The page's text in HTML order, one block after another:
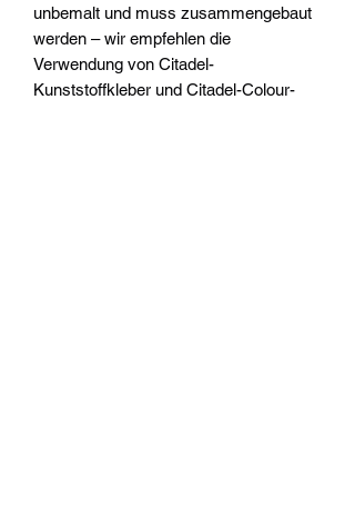
unbemalt und muss zusammengebaut
werden – wir empfehlen die
Verwendung von Citadel-
Kunststoffkleber und Citadel-Colour-